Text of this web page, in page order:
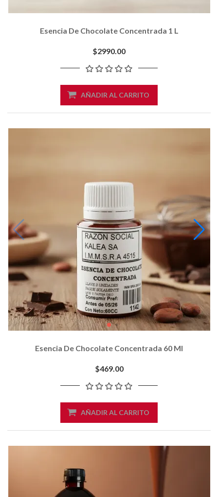
Esencia De Chocolate Concentrada 1 L
$2990.00
AÑADIR AL CARRITO
Esencia De Chocolate Concentrada 60 Ml
$469.00
AÑADIR AL CARRITO